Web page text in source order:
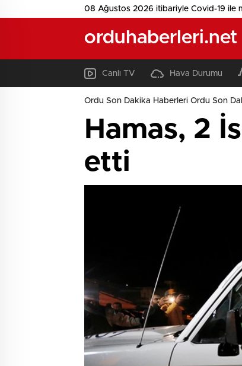
08 Ağustos 2026 itibariyle Covid-19 ile
orduhaberleri.net
Canlı TV Hava Durumu
Ordu Son Dakika Haberleri Ordu Son
Hamas, 2
etti